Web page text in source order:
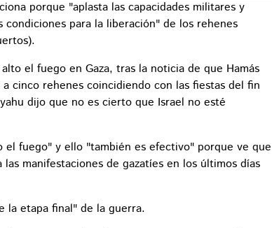
porque "aplasta las capacidades militares y
condiciones para la liberación" de los rehenes
el fuego en Gaza, tras la noticia de que Hamás
cinco rehenes coincidiendo con las fiestas del fin
dijo que no es cierto que Israel no esté
fuego" y ello "también es efectivo" porque ve que
manifestaciones de gazatíes en los últimos días
la etapa final" de la guerra.